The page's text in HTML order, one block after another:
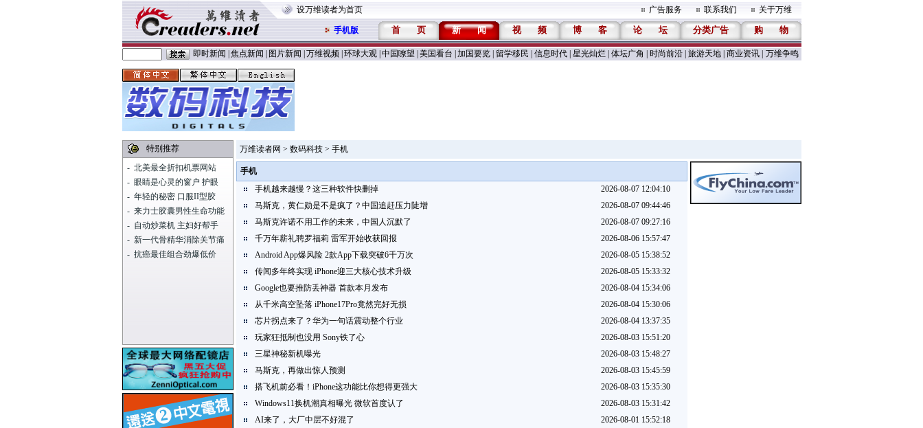
设万维读者为首页 广告服务 联系我们 关于万维
手机版 首 页 新 闻 视 频 博 客 论 坛 分类广告 购 物
即时新闻 焦点新闻 图片新闻 万维视频 环球大观 中国嘹望 美国看台 加国要览 留学移民 信息时代 星光灿烂 体坛广角 时尚前沿 旅游天地 商业资讯 万维争鸣
特别推荐
- 北美最全折扣机票网站
- 眼睛是心灵的窗户 护眼
- 年轻的秘密 口服II型胶
- 来力士胶囊男性生命功能
- 自动炒菜机 主妇好帮手
- 新一代骨精华消除关节痛
- 抗癌最佳组合劲爆低价
万维读者网 > 数码科技> 手机
手机
手机越来越慢？这三种软件快删掉
2026-08-07 12:04:10
马斯克，黄仁勋是不是疯了？中国追赶压力陡增
2026-08-07 09:44:46
马斯克许诺不用工作的未来，中国人沉默了
2026-08-07 09:27:16
千万年薪礼聘罗福莉 雷军开始收获回报
2026-08-06 15:57:47
Android App爆风险 2款App下载突破6千万次
2026-08-05 15:38:52
传闻多年终实现 iPhone迎三大核心技术升级
2026-08-05 15:33:32
Google也要推防丢神器 首款本月发布
2026-08-04 15:34:06
从千米高空坠落 iPhone17Pro竟然完好无损
2026-08-04 15:30:06
芯片拐点来了？华为一句话震动整个行业
2026-08-04 13:37:35
玩家狂抵制也没用 Sony铁了心
2026-08-03 15:51:20
三星神秘新机曝光
2026-08-03 15:48:27
马斯克，再做出惊人预测
2026-08-03 15:45:59
搭飞机前必看！iPhone这功能比你想得更强大
2026-08-03 15:35:30
Windows11换机潮真相曝光 微软首度认了
2026-08-03 15:31:42
AI来了，大厂中层不好混了
2026-08-01 15:52:18